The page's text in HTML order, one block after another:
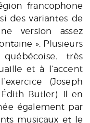
francophone
des variantes de
version assez
». Plusieurs
très
et à l’accent
(Joseph
Butler). Il en
également par
musicaux et le